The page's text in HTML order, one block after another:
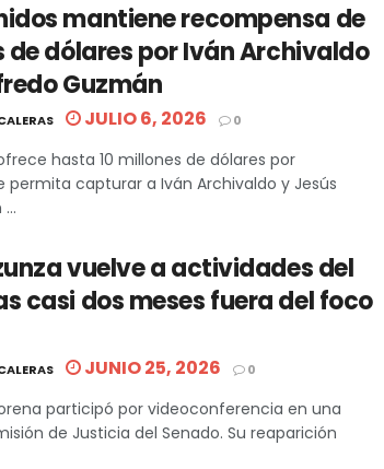
mantiene recompensa de
de dólares por Iván Archivaldo
Guzmán
JULIO 6, 2026 0
hasta 10 millones de dólares por
capturar a Iván Archivaldo y Jesús
vuelve a actividades del
casi dos meses fuera del foco
JUNIO 25, 2026 0
participó por videoconferencia en una
de Justicia del Senado. Su reaparición